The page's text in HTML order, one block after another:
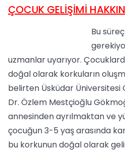
ÇOCUK GELİŞİMİ
Bu
uzmanlar uyarıyor.
doğal olarak korkuların
belirten Üsküdar Üniversitesi
Dr. Özlem Mestçioğlu
annesinden ayrılmaktan ve
çocuğun 3-5 yaş arasında
bu korkunun doğal olarak